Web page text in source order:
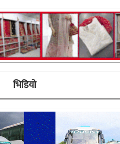
भिडियाे